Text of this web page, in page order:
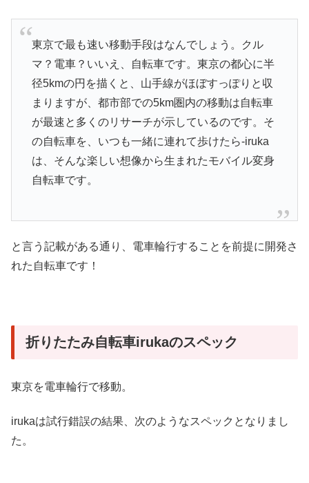
東京で最も速い移動手段はなんでしょう。クル
マ？電車？いいえ、自転車です。東京の都心に半
径5kmの円を描くと、山手線がほぼすっぽりと収
まりますが、都市部での5km圏内の移動は自転車
が最速と多くのリサーチが示しているのです。そ
の自転車を、いつも一緒に連れて歩けたら-iruka
は、そんな楽しい想像から生まれたモバイル変身
自転車です。
と言う記載がある通り、電車輪行することを前提に開発さ
れた自転車です！
折りたたみ自転車irukaのスペック
東京を電車輪行で移動。
irukaは試行錯誤の結果、次のようなスペックとなりまし
た。